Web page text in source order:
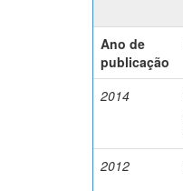
Ano de
publicação
2014
2012